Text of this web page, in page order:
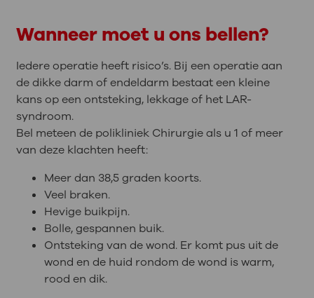
Wanneer moet u ons bellen?
Iedere operatie heeft risico’s. Bij een operatie aan
de dikke darm of endeldarm bestaat een kleine
kans op een ontsteking, lekkage of het LAR-
syndroom.
Bel meteen de polikliniek Chirurgie als u 1 of meer
van deze klachten heeft:
Meer dan 38,5 graden koorts.
Veel braken.
Hevige buikpijn.
Bolle, gespannen buik.
Ontsteking van de wond. Er komt pus uit de
wond en de huid rondom de wond is warm,
rood en dik.